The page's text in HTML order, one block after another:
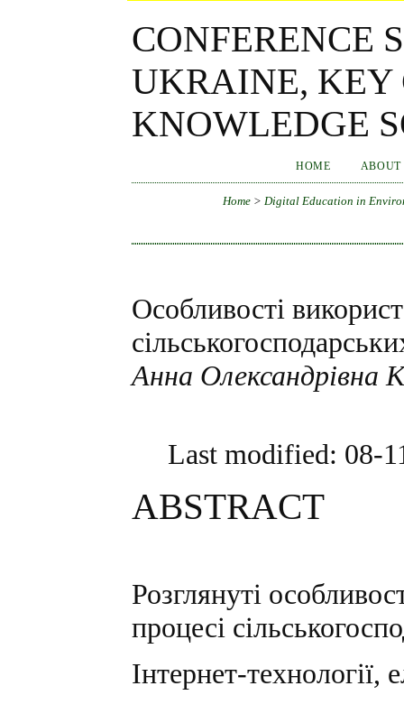
CONFERENCE
UKRAINE, KEY
KNOWLEDGE
HOME ABOUT
Home > Digital Education in
Особливості
Анна Олександрівна
Last modified: 08-
ABSTRACT
Розглянуті
процесі
Інтернет-технології,